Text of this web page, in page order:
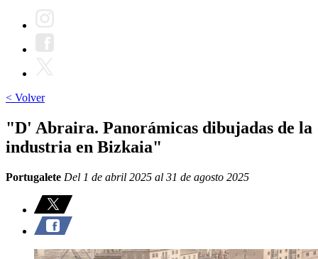
< Volver
"D' Abraira. Panorámicas dibujadas de la
industria en Bizkaia"
Portugalete Del 1 de abril 2025 al 31 de agosto 2025